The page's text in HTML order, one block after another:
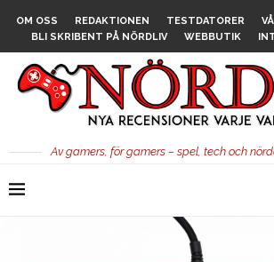
OM OSS REDAKTIONEN TESTDATORER
BLI SKRIBENT PÅ NÖRDLIV
WEBBUTIK
Av gamers, för gamers – spel, tech och